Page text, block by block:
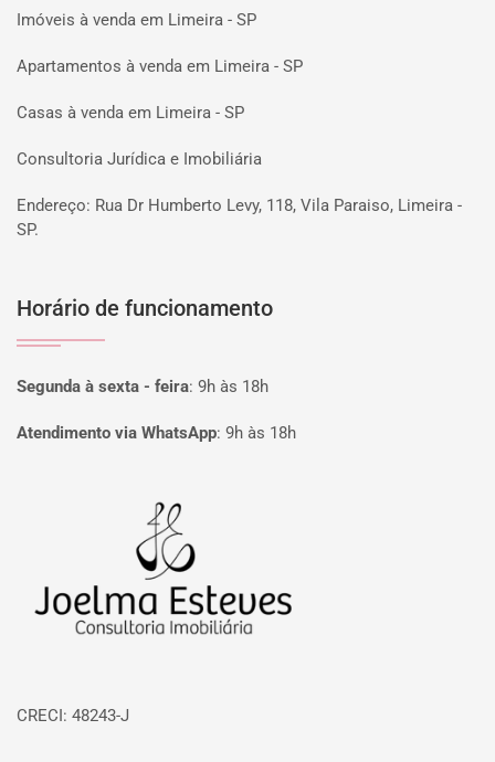
Imóveis à venda em Limeira - SP
Apartamentos à venda em Limeira - SP
Casas à venda em Limeira - SP
Consultoria Jurídica e Imobiliária
Endereço: Rua Dr Humberto Levy, 118, Vila Paraiso, Limeira -
SP.
Horário de funcionamento
Segunda à sexta - feira: 9h às 18h
Atendimento via WhatsApp: 9h às 18h
CRECI: 48243-J